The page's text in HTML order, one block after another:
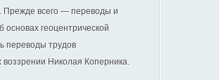
Прежде всего — переводы и
основах геоцентрической
переводы трудов
воззрении Николая Коперника.